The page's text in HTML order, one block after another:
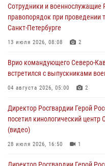
Кузбассе
08 августа 2026, 07:00
В Москве росгвардейцы
08 августа 2026, 06:32 1
Спецназ Росгвардии в Марий
08 августа 2026, 06:15
Сотрудники и военнослужащие
правопорядок при проведении
Санкт-Петербурге
13 июля 2026, 08:08 2
Врио командующего Северо-
встретился с выпускниками
04 августа 2026, 05:00 2
Директор Росгвардии Герой
посетил кинологический
(видео)
28 июля 2026, 16:50 1
Директор Росгвардии Герой